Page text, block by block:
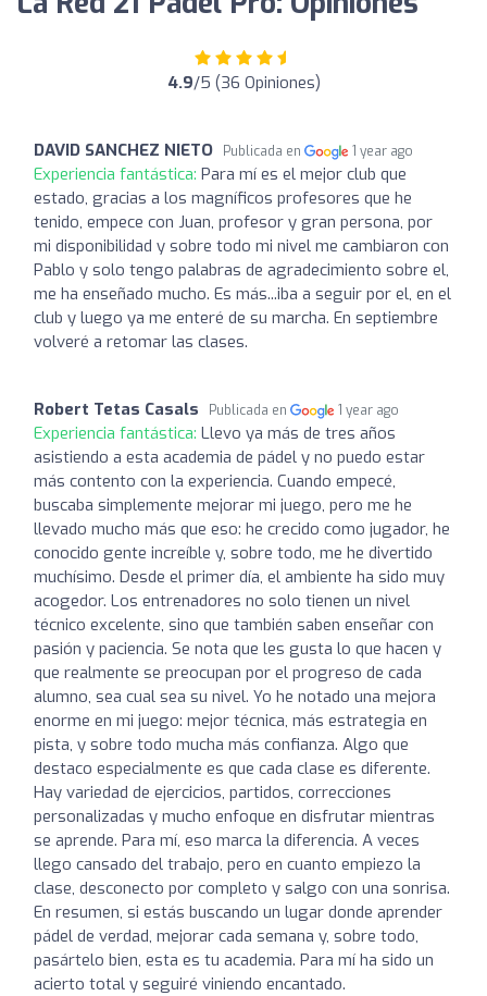
4.9/5 (36 Opiniones)
DAVID SANCHEZ NIETO Publicada en 1 year ago
Experiencia fantástica: Para mí es el mejor club que
estado, gracias a los magníficos profesores que he
tenido, empece con Juan, profesor y gran persona, por
mi disponibilidad y sobre todo mi nivel me cambiaron con
Pablo y solo tengo palabras de agradecimiento sobre el,
me ha enseñado mucho. Es más...iba a seguir por el, en el
club y luego ya me enteré de su marcha. En septiembre
volveré a retomar las clases.
Robert Tetas Casals Publicada en 1 year ago
Experiencia fantástica: Llevo ya más de tres años
asistiendo a esta academia de pádel y no puedo estar
más contento con la experiencia. Cuando empecé,
buscaba simplemente mejorar mi juego, pero me he
llevado mucho más que eso: he crecido como jugador, he
conocido gente increíble y, sobre todo, me he divertido
muchísimo. Desde el primer día, el ambiente ha sido muy
acogedor. Los entrenadores no solo tienen un nivel
técnico excelente, sino que también saben enseñar con
pasión y paciencia. Se nota que les gusta lo que hacen y
que realmente se preocupan por el progreso de cada
alumno, sea cual sea su nivel. Yo he notado una mejora
enorme en mi juego: mejor técnica, más estrategia en
pista, y sobre todo mucha más confianza. Algo que
destaco especialmente es que cada clase es diferente.
Hay variedad de ejercicios, partidos, correcciones
personalizadas y mucho enfoque en disfrutar mientras
se aprende. Para mí, eso marca la diferencia. A veces
llego cansado del trabajo, pero en cuanto empiezo la
clase, desconecto por completo y salgo con una sonrisa.
En resumen, si estás buscando un lugar donde aprender
pádel de verdad, mejorar cada semana y, sobre todo,
pasártelo bien, esta es tu academia. Para mí ha sido un
acierto total y seguiré viniendo encantado.